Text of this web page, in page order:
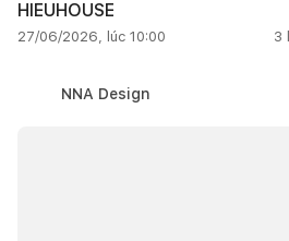
HIEUHOUSE
27/06/2026, lúc 10:00 3
NNA Design